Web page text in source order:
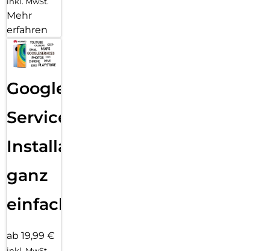
Mehr
erfahren
Google
Services
Installation
ganz
einfach
ab 19,99 €